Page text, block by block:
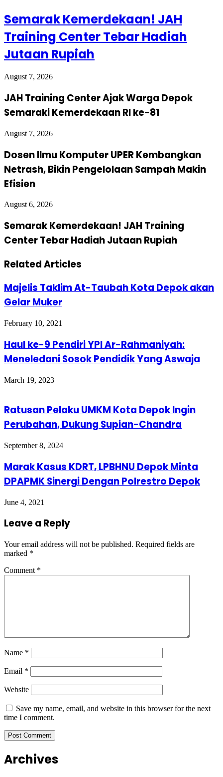
Semarak Kemerdekaan! JAH
Training Center Tebar Hadiah
Jutaan Rupiah
August 7, 2026
JAH Training Center Ajak Warga Depok
Semaraki Kemerdekaan RI ke-81
August 7, 2026
Dosen Ilmu Komputer UPER Kembangkan
Netrash, Bikin Pengelolaan Sampah Makin
Efisien
August 6, 2026
Semarak Kemerdekaan! JAH Training
Center Tebar Hadiah Jutaan Rupiah
Related Articles
Majelis Taklim At-Taubah Kota Depok akan
Gelar Muker
February 10, 2021
Haul ke-9 Pendiri YPI Ar-Rahmaniyah:
Meneledani Sosok Pendidik Yang Aswaja
March 19, 2023
Ratusan Pelaku UMKM Kota Depok Ingin
Perubahan, Dukung Supian-Chandra
September 8, 2024
Marak Kasus KDRT, LPBHNU Depok Minta
DPAPMK Sinergi Dengan Polrestro Depok
June 4, 2021
Leave a Reply
Your email address will not be published. Required fields are
marked *
Comment *
Name *
Email *
Website
Save my name, email, and website in this browser for the next
time I comment.
Archives